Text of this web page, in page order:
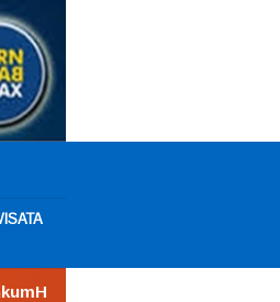
– 026590.AH.01.30.___Tahun